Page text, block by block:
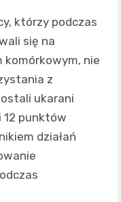
którzy podczas
się na
nie
z
ukarani
punktów
działań